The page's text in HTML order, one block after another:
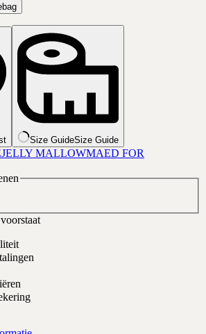
Size GuideSize Guide
JELLY MALLOWMAED FOR